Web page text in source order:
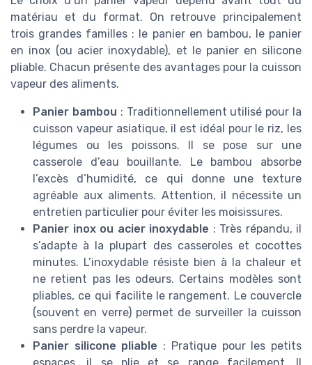
matériau et du format. On retrouve principalement
trois grandes familles : le panier en bambou, le panier
en inox (ou acier inoxydable), et le panier en silicone
pliable. Chacun présente des avantages pour la cuisson
vapeur des aliments.
Panier bambou : Traditionnellement utilisé pour la
cuisson vapeur asiatique, il est idéal pour le riz, les
légumes ou les poissons. Il se pose sur une
casserole d’eau bouillante. Le bambou absorbe
l’excès d’humidité, ce qui donne une texture
agréable aux aliments. Attention, il nécessite un
entretien particulier pour éviter les moisissures.
Panier inox ou acier inoxydable : Très répandu, il
s’adapte à la plupart des casseroles et cocottes
minutes. L’inoxydable résiste bien à la chaleur et
ne retient pas les odeurs. Certains modèles sont
pliables, ce qui facilite le rangement. Le couvercle
(souvent en verre) permet de surveiller la cuisson
sans perdre la vapeur.
Panier silicone pliable : Pratique pour les petits
espaces, il se plie et se range facilement. Il